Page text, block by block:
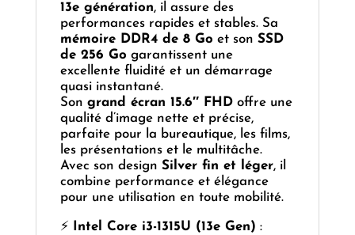
13e génération, il assure des
performances rapides et stables. Sa
mémoire DDR4 de 8 Go et son SSD
de 256 Go garantissent une
excellente fluidité et un démarrage
quasi instantané.
Son grand écran 15.6″ FHDoffre une
qualité d’image nette et précise,
parfaite pour la bureautique, les films,
les présentations et le multitâche.
Avec son design Silver fin et léger, il
combine performance et élégance
pour une utilisation en toute mobilité.
⚡ Intel Core i3-1315U (13e Gen) :